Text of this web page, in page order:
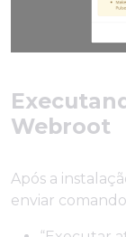
Webroot
Após a
enviar